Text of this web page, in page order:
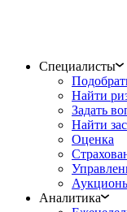
Специалисты
Найти
Задать
Найти
Оценка
Аналитика